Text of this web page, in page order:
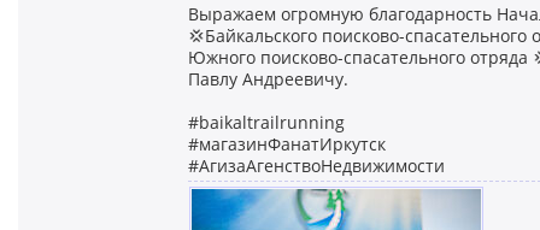
Выражаем огромную благодарность
💢Байкальского поисково-
Южного поисково-спасательного
Павлу Андреевичу.
#baikaltrailrunning
#магазинФанатИркутск
#АгизаАгенствоНедвижимости